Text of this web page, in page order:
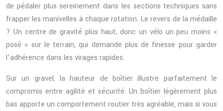
de pédaler plus sereinement dans les sections techniques sans
frapper les manivelles à chaque rotation. Le revers de la médaille
? Un centre de gravité plus haut, donc un vélo un peu moins «
posé » sur le terrain, qui demande plus de finesse pour garder
l’adhérence dans les virages rapides.
Sur un gravel, la hauteur de boîtier illustre parfaitement le
compromis entre agilité et sécurité. Un boîtier légèrement plus
bas apporte un comportement routier très agréable, mais si vous